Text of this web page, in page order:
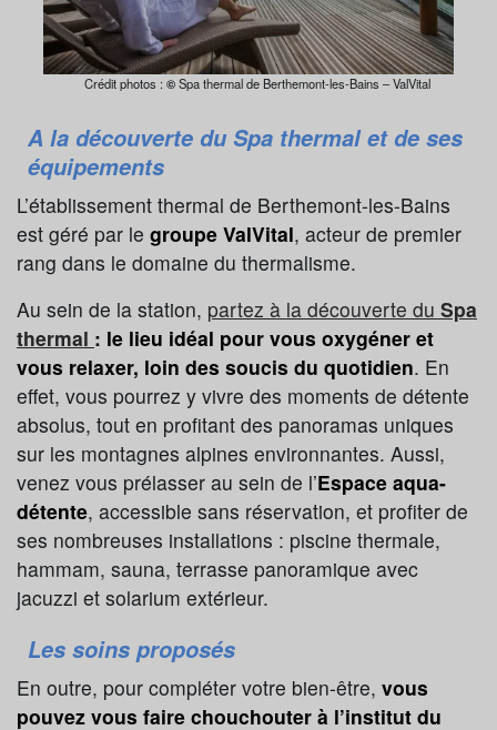
Crédit photos : ©Spa thermal de Berthemont-les-Bains – ValVital
A la découverte du Spa thermal et de ses
équipements
L’établissement thermal de Berthemont-les-Bains
est géré par le groupe ValVital, acteur de premier
rang dans le domaine du thermalisme.
Au sein de la station, partez à la découverte du Spa
thermal : le lieu idéal pour vous oxygéner et
vous relaxer, loin des soucis du quotidien. En
effet, vous pourrez y vivre des moments de détente
absolus, tout en profitant des panoramas uniques
sur les montagnes alpines environnantes. Aussi,
venez vous prélasser au sein de l’Espace aqua-
détente, accessible sans réservation, et profiter de
ses nombreuses installations : piscine thermale,
hammam, sauna, terrasse panoramique avec
jacuzzi et solarium extérieur.
Les soins proposés
En outre, pour compléter votre bien-être, vous
pouvez vous faire chouchouter à l’institut du